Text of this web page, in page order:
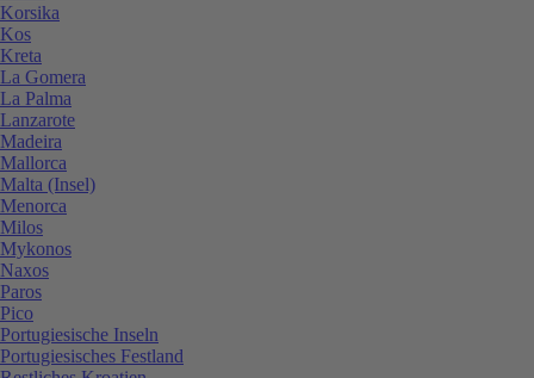
Korsika
Kos
Kreta
La Gomera
La Palma
Lanzarote
Madeira
Mallorca
Malta (Insel)
Menorca
Milos
Mykonos
Naxos
Paros
Pico
Portugiesische Inseln
Portugiesisches Festland